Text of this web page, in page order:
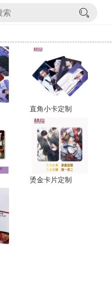
直角小卡定制
烫金卡片定制